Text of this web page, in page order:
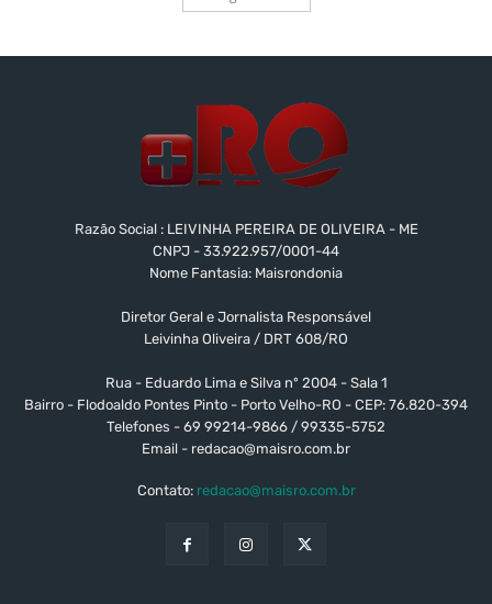
Razão Social : LEIVINHA PEREIRA DE OLIVEIRA - ME
CNPJ - 33.922.957/0001-44
Nome Fantasia: Maisrondonia
Diretor Geral e Jornalista Responsável
Leivinha Oliveira / DRT 608/RO
Rua - Eduardo Lima e Silva nº 2004 - Sala 1
Bairro - Flodoaldo Pontes Pinto - Porto Velho-RO - CEP: 76.820-394
Telefones - 69 99214-9866 / 99335-5752
Email - redacao@maisro.com.br
Contato: redacao@maisro.com.br